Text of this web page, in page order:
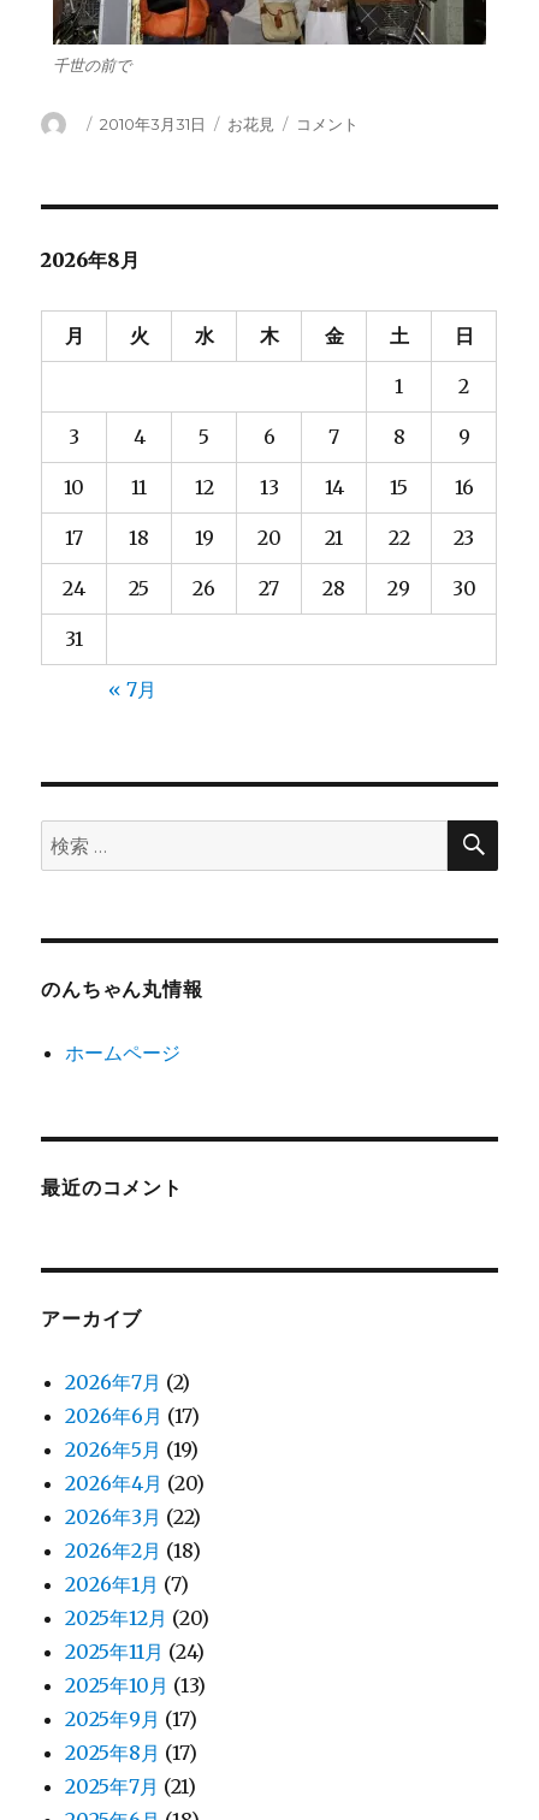
千世の前で
投 投
2010年3月31日
カ
お花見
花
コメント
2026年8月
月 火 水 木 金 土 日
1 2
3 4 5 6 7 8 9
10 11 12 13 14 15 16
17 18 19 20 21 22 23
24 25 26 27 28 29 30
31
« 7月
検
索:
検
のんちゃん丸情報
ホームページ
最近のコメント
アーカイブ
2026年7月 (2)
2026年6月 (17)
2026年5月 (19)
2026年4月 (20)
2026年3月 (22)
2026年2月 (18)
2026年1月 (7)
2025年12月 (20)
2025年11月 (24)
2025年10月 (13)
2025年9月 (17)
2025年8月 (17)
2025年7月 (21)